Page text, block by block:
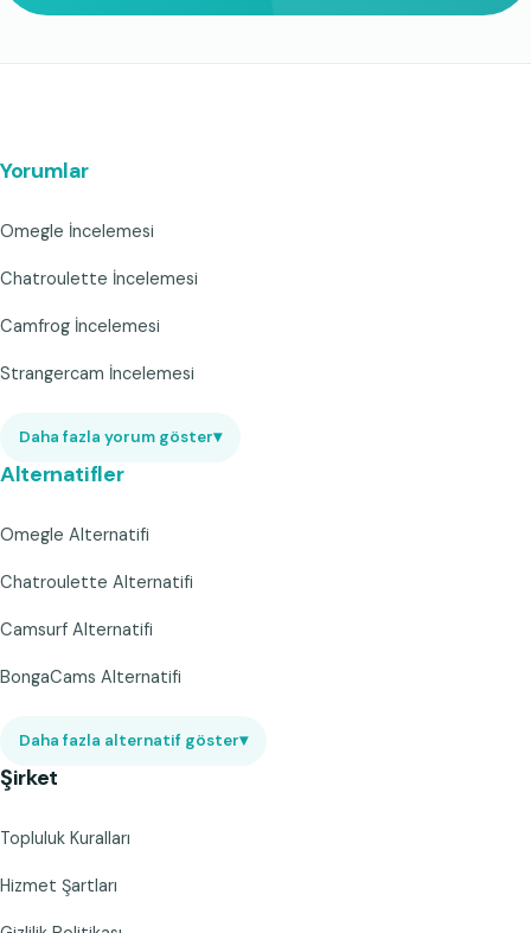
Yorumlar
Omegle İncelemesi
Chatroulette İncelemesi
Camfrog İncelemesi
Strangercam İncelemesi
Daha fazla yorum göster▾
Alternatifler
Omegle Alternatifi
Chatroulette Alternatifi
Camsurf Alternatifi
BongaCams Alternatifi
Daha fazla alternatif göster▾
Şirket
Topluluk Kuralları
Hizmet Şartları